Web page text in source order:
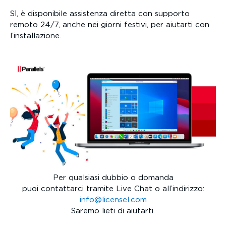
Sì, è disponibile assistenza diretta con supporto
remoto 24/7, anche nei giorni festivi, per aiutarti con
l’installazione.
Per qualsiasi dubbio o domanda
puoi contattarci tramite Live Chat o all’indirizzo:
info@licensel.com
Saremo lieti di aiutarti.